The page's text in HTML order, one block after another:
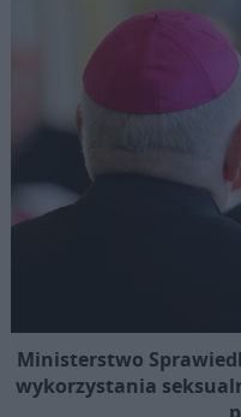
Ministerstwo
wykorzystania